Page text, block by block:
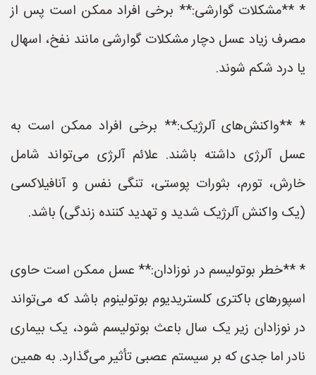
* **مشکلات گوارشی:** برخی افراد ممکن است پس از
مصرف زیاد عسل دچار مشکلات گوارشی مانند نفخ، اسهال
یا درد شکم شوند.
* **واکنش‌های آلرژیک:** برخی افراد ممکن است به
عسل آلرژی داشته باشند. علائم آلرژی می‌تواند شامل
خارش، تورم، بثورات پوستی، تنگی نفس و آنافیلاکسی
(یک واکنش آلرژیک شدید و تهدید کننده زندگی) باشد.
* **خطر بوتولیسم در نوزادان:** عسل ممکن است حاوی
اسپورهای باکتری کلستریدیوم بوتولینوم باشد که می‌تواند
در نوزادان زیر یک سال باعث بوتولیسم شود، یک بیماری
نادر اما جدی که بر سیستم عصبی تأثیر می‌گذارد. به همین